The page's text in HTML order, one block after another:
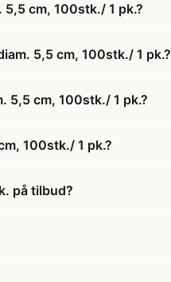
cm, 100stk./ 1 pk.?
5,5 cm, 100stk./ 1 pk.?
5,5 cm, 100stk./ 1 pk.?
100stk./ 1 pk.?
på tilbud?